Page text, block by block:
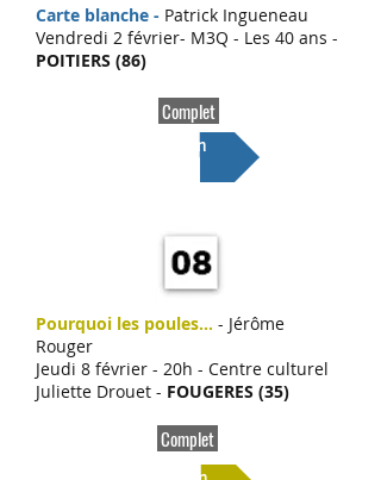
Carte blanche - Patrick Ingueneau
Vendredi 2 février- M3Q - Les 40 ans -
POITIERS (86)
Complet
Lien
Pourquoi les poules... - Jérôme
Rouger
Jeudi 8 février - 20h - Centre culturel
Juliette Drouet - FOUGERES (35)
Complet